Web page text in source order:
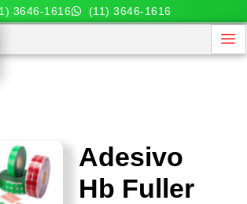
3646-1616 (11) 3646-1616
Adesivo
Hb Fuller